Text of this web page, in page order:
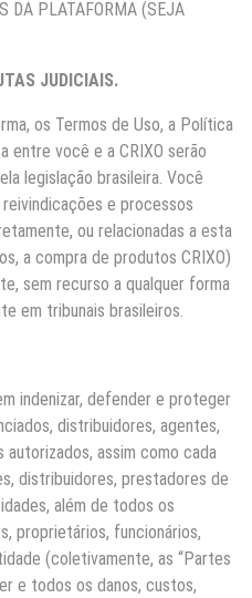
DA PLATAFORMA (SEJA
JUDICIAIS.
os Termos de Uso, a Política
entre você e a CRIXO serão
legislação brasileira. Você
e processos
ou relacionadas a esta
a compra de produtos CRIXO)
sem recurso a qualquer forma
em tribunais brasileiros.
indenizar, defender e proteger
distribuidores, agentes,
assim como cada
distribuidores, prestadores de
além de todos os
proprietários, funcionários,
(coletivamente, as “Partes
e todos os danos, custos,